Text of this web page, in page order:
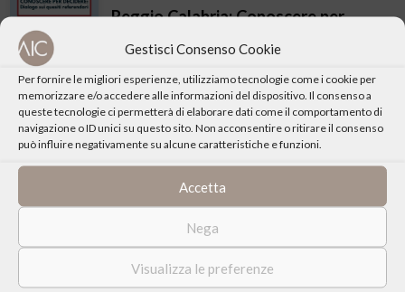
Gestisci Consenso Cookie
Per fornire le migliori esperienze, utilizziamo tecnologie come i cookie per
memorizzare e/o accedere alle informazioni del dispositivo. Il consenso a
queste tecnologie ci permetterà di elaborare dati come il comportamento di
navigazione o ID unici su questo sito. Non acconsentire o ritirare il consenso
può influire negativamente su alcune caratteristiche e funzioni.
Accetta
Nega
Visualizza le preferenze
Reggio Calabria: Conoscere per
Reggio Calabria: Presentazione del
libro “L’annuncio a Maria”
Reggio Calabria: Vita di Gesù